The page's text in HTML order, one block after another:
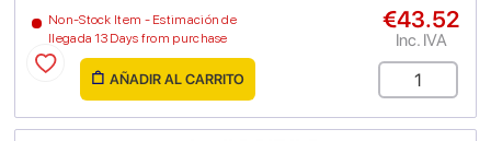
Non-Stock Item - Estimación de
llegada 13 Days from purchase
€43.52
Inc. IVA
AÑADIR AL CARRITO